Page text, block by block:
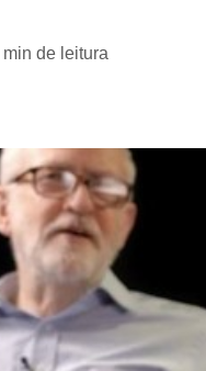
min de leitura